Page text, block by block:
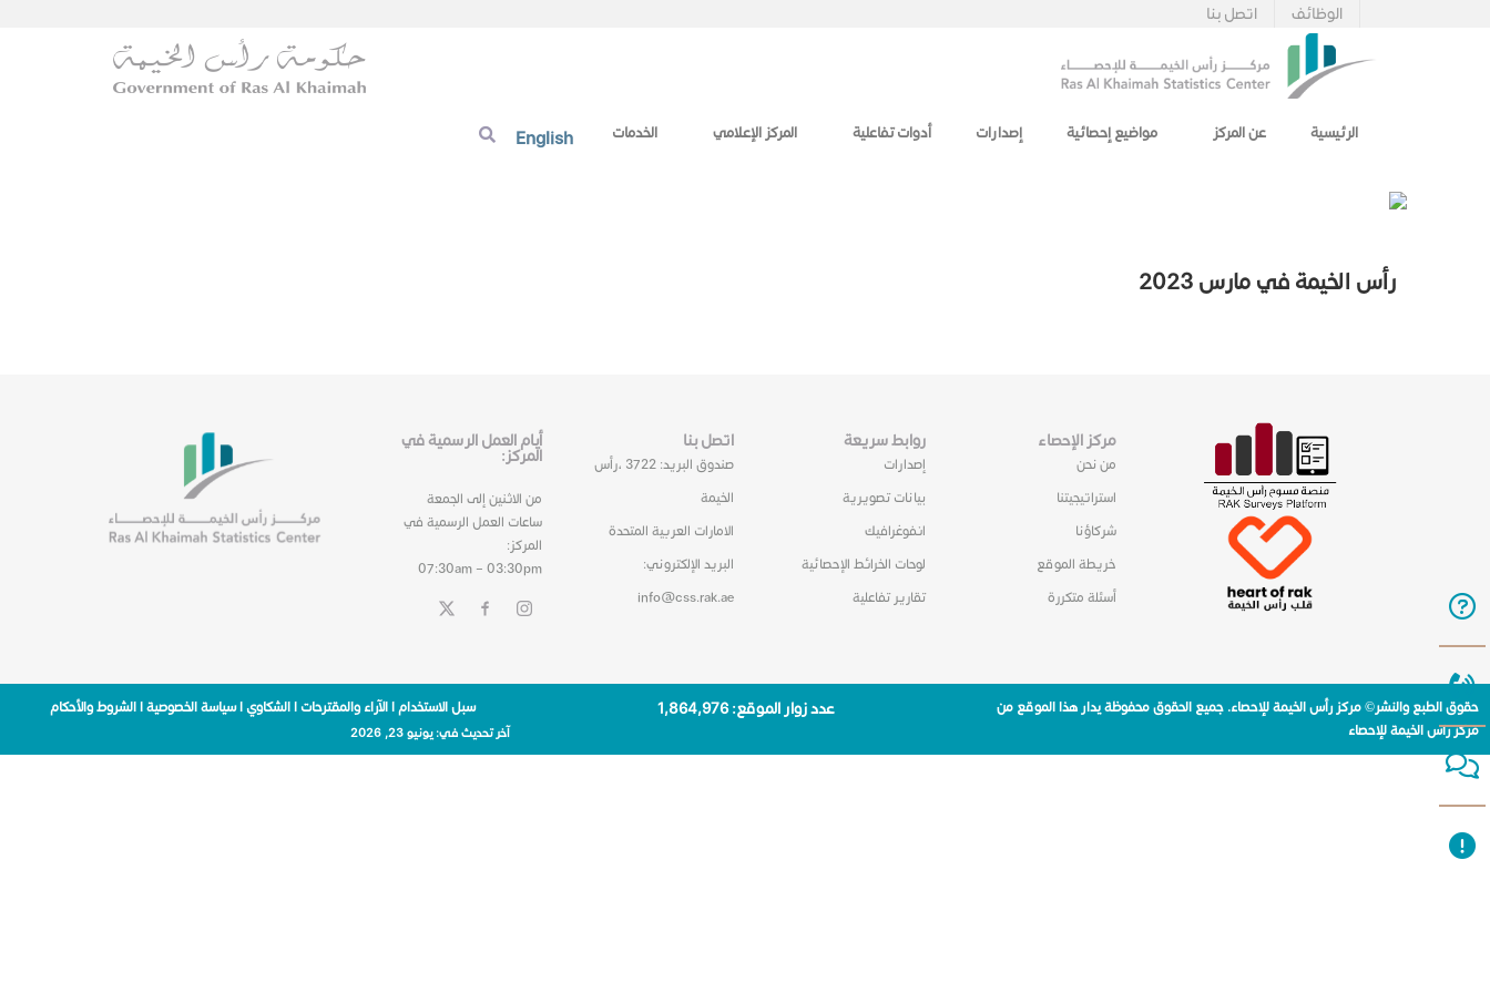
اتصل بنا الوظائف
الرئيسية عن المركز مواضيع إحصائية إصدارات أدوات تفاعلية المركز الإعلامي الخدمات English
رأس الخيمة في مارس 2023
مركز الإحصاء
من نحن
استراتيجيتنا
شركاؤنا
خريطة الموقع
أسئلة متكررة
روابط سريعة
إصدارات
بيانات تصويرية
انفوغرافيك
لوحات الخرائط الإحصائية
تقارير تفاعلية
اتصل بنا
صندوق البريد: 3722 ،رأس
الخيمة
الامارات العربية المتحدة
البريد الإلكتروني:
info@css.rak.ae
أيام العمل الرسمية في
المركز:
من الاثنين إلى الجمعة
ساعات العمل الرسمية في
المركز:
07:30am – 03:30pm
حقوق الطبع والنشر© مركز رأس الخيمة للإحصاء. جميع الحقوق محفوظة يدار هذا الموقع من
مركز راس الخيمة للإحصاء
عدد زوار الموقع: 1٬864٬976 سبل الاستخدام |الآراء والمقترحات|الشكاوي|سياسة الخصوصية|الشروط والأحكام
آخر تحديث في:يونيو 23, 2026